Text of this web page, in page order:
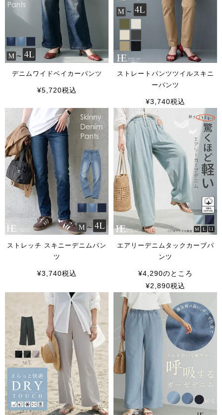
デニムワイドベイカーパンツ
¥5,720税込
ストレートパンツツイルスキニ
ーパンツ
¥3,740税込
ストレッチ スキニーデニムパン
ツ
¥3,740税込
エアリーデニムタックカーブパ
ンツ
¥4,290のところ
¥2,890税込